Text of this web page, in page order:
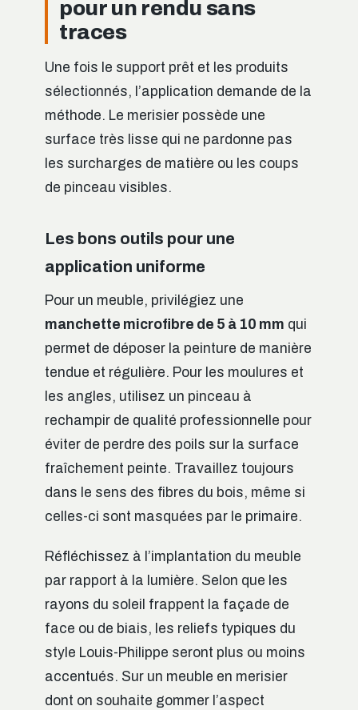
pour un rendu sans
traces
Une fois le support prêt et les produits
sélectionnés, l’application demande de la
méthode. Le merisier possède une
surface très lisse qui ne pardonne pas
les surcharges de matière ou les coups
de pinceau visibles.
Les bons outils pour une
application uniforme
Pour un meuble, privilégiez une
manchette microfibre de 5 à 10 mm qui
permet de déposer la peinture de manière
tendue et régulière. Pour les moulures et
les angles, utilisez un pinceau à
rechampir de qualité professionnelle pour
éviter de perdre des poils sur la surface
fraîchement peinte. Travaillez toujours
dans le sens des fibres du bois, même si
celles-ci sont masquées par le primaire.
Réfléchissez à l’implantation du meuble
par rapport à la lumière. Selon que les
rayons du soleil frappent la façade de
face ou de biais, les reliefs typiques du
style Louis-Philippe seront plus ou moins
accentués. Sur un meuble en merisier
dont on souhaite gommer l’aspect